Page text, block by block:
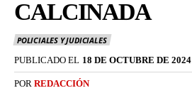
CALCINADA
POLICIALES Y JUDICIALES
PUBLICADO EL 18 DE OCTUBRE DE 2024
POR REDACCIÓN